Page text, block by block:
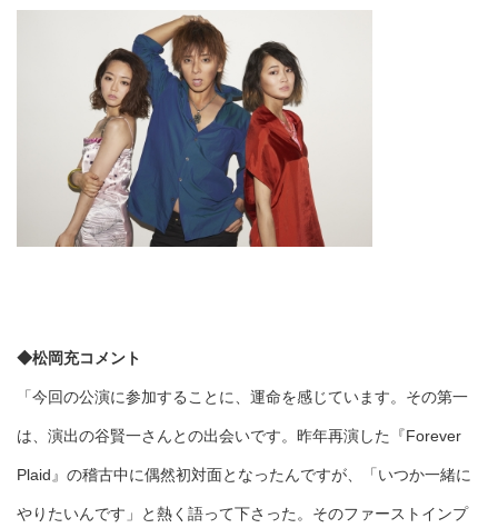
◆松岡充コメント
「今回の公演に参加することに、運命を感じています。その第一
は、演出の谷賢一さんとの出会いです。昨年再演した『Forever
Plaid』の稽古中に偶然初対面となったんですが、「いつか一緒に
やりたいんです」と熱く語って下さった。そのファーストインプ